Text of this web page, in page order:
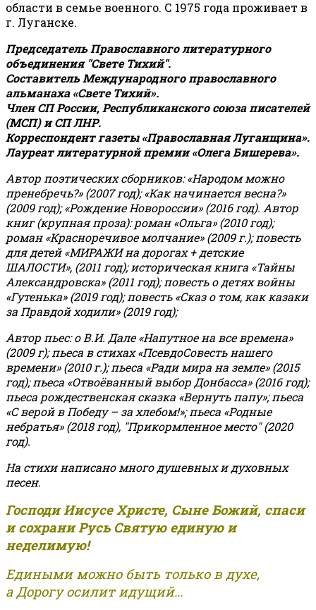
области в семье военного. С 1975 года проживает в
г. Луганске.
Председатель Православного литературного
объединения "Свете Тихий".
Составитель Международного православного
альманаха «Свете Тихий».
Член СП России, Республиканского союза писателей
(МСП) и СП ЛНР.
Корреспондент газеты «Православная Луганщина».
Лауреат литературной премии «Олега Бишерева».
Автор поэтических сборников: «Народом можно
пренебречь?» (2007 год); «Как начинается весна?»
(2009 год); «Рождение Новороссии» (2016 год). Автор
книг (крупная проза): роман «Ольга» (2010 год);
роман «Красноречивое молчание» (2009 г.); повесть
для детей «МИРАЖИ на дорогах + детские
ШАЛОСТИ», (2011 год); историческая книга «Тайны
Александровска» (2011 год); повесть о детях войны
«Гутенька» (2019 год); повесть «Сказ о том, как казаки
за Правдой ходили» (2019 год);
Автор пьес: о В.И. Дале «Напутное на все времена»
(2009 г); пьеса в стихах «ПсевдоСовесть нашего
времени» (2010 г.); пьеса «Ради мира на земле» (2015
год); пьеса «Отвоёванный выбор Донбасса» (2016 год);
пьеса рождественская сказка «Вернуть папу»; пьеса
«С верой в Победу – за хлебом!»;пьеса «Родные
небратья» (2018 год), "Прикормленное место" (2020
год).
На стихи написано много душевных и духовных
песен.
Господи Иисусе Христе, Сыне Божий, спаси
и сохрани Русь Святую единую и
неделимую!
Едиными можно быть только в духе,
а Дорогу осилит идущий...